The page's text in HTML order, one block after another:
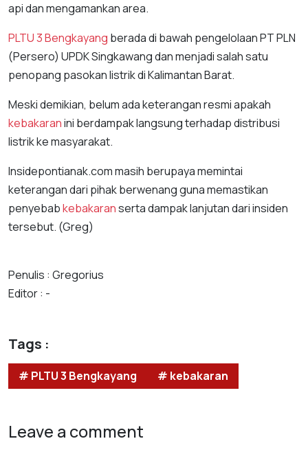
api dan mengamankan area.
PLTU 3 Bengkayang berada di bawah pengelolaan PT PLN
(Persero) UPDK Singkawang dan menjadi salah satu
penopang pasokan listrik di Kalimantan Barat.
Meski demikian, belum ada keterangan resmi apakah
kebakaranini berdampak langsung terhadap distribusi
listrik ke masyarakat.
Insidepontianak.com masih berupaya memintai
keterangan dari pihak berwenang guna memastikan
penyebabkebakaranserta dampak lanjutan dari insiden
tersebut. (Greg)
Penulis : Gregorius
Editor : -
Tags :
# PLTU 3 Bengkayang # kebakaran
Leave a comment